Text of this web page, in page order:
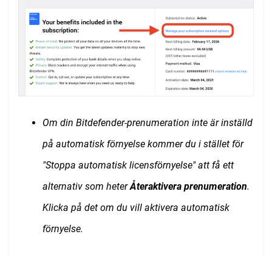
Om din Bitdefender-prenumeration inte är inställd
på automatisk förnyelse kommer du i stället för
"Stoppa automatisk licensförnyelse" att få ett
alternativ som heterÅteraktivera prenumeration.
Klicka på det om du vill aktivera automatisk
förnyelse.